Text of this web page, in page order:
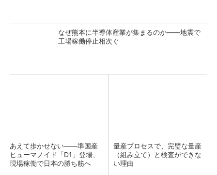
なぜ熊本に半導体産業が集まるのか――地震で
工場稼働停止相次ぐ
あえて歩かせない――準国産
ヒューマノイド「D1」登場、
現場稼働で日本の勝ち筋へ
量産プロセスで、完璧な量産
（組み立て）と検査ができな
い理由